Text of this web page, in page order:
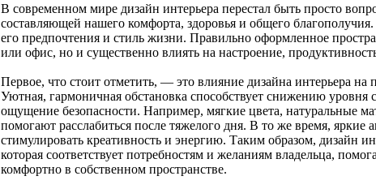
В современном мире дизайн интерьера перестал быть просто
составляющей нашего комфорта, здоровья и общего
его предпочтения и стиль жизни. Правильно оформленное
или офис, но и существенно влиять на настроение,
Первое, что стоит отметить, — это влияние дизайна интерьера на
Уютная, гармоничная обстановка способствует снижению уровня
ощущение безопасности. Например, мягкие цвета, натуральные
помогают расслабиться после тяжелого дня. В то же время,
стимулировать креативность и энергию. Таким образом, дизайн
которая соответствует потребностям и желаниям владельца,
комфортно в собственном пространстве.